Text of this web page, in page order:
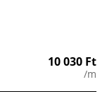
10 030 Ft
/m